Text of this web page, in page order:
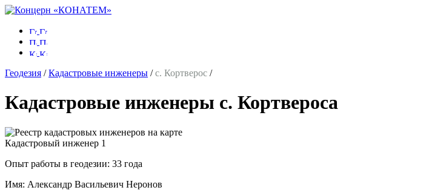
Геодезия /Кадастровые инженеры /с. Кортверос /
Кадастровые инженеры с. Кортвероса
Кадастровый инженер 1
Опыт работы в геодезии: 33 года
Имя: Александр Васильевич Неронов